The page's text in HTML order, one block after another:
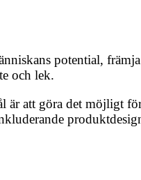
potential,
och lek.
att göra det möjligt